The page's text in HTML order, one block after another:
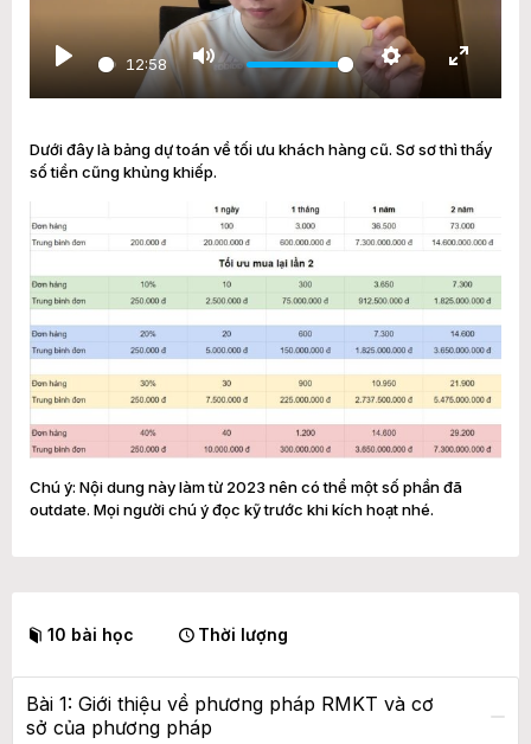
12:58
Mute Settings
Enter
Dưới đây là bảng dự toán về tối ưu khách hàng cũ. Sơ sơ thì thấy
số tiền cũng khủng khiếp.
Chú ý: Nội dung này làm từ 2023 nên có thể một số phần đã
outdate. Mọi người chú ý đọc kỹ trước khi kích hoạt nhé.
10 bài học Thời lượng
Bài 1: Giới thiệu về phương pháp RMKT và cơ
sở của phương pháp